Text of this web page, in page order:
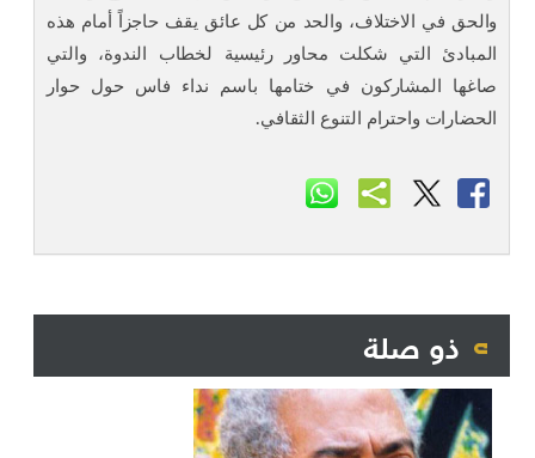
والحق في الاختلاف، والحد من كل عائق يقف حاجزاً أمام هذه
المبادئ التي شكلت محاور رئيسية لخطاب الندوة، والتي
صاغها المشاركون في ختامها باسم نداء فاس حول حوار
الحضارات واحترام التنوع الثقافي.
ذو صلة